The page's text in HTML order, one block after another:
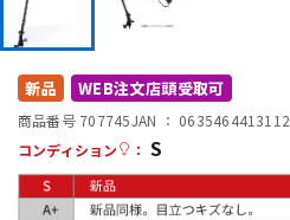
DTM オンライン納品
配信/ライブ機器
中古
新品 WEB注文店頭受取可
商品番号 707745JAN ： 0635464413112
コンディション
： S